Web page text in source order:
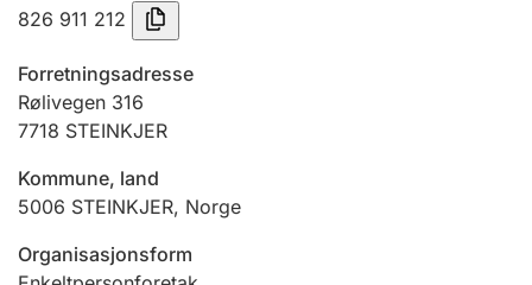
Tinglysing
Jeger
Ektepaktveileder
826 911 212
Forretningsadresse
Rølivegen 316
7718 STEINKJER
Kommune, land
5006 STEINKJER, Norge
Organisasjonsform